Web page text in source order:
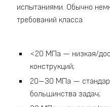
испытаниями. Обычно
требований класса
<20 МПа — низкая/
конструкций;
20–30 МПа —
большинства задач;